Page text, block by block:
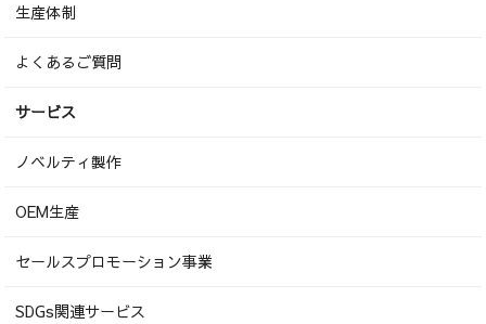
生産体制
よくあるご質問
サービス
ノベルティ製作
OEM生産
セールスプロモーション事業
SDGs関連サービス